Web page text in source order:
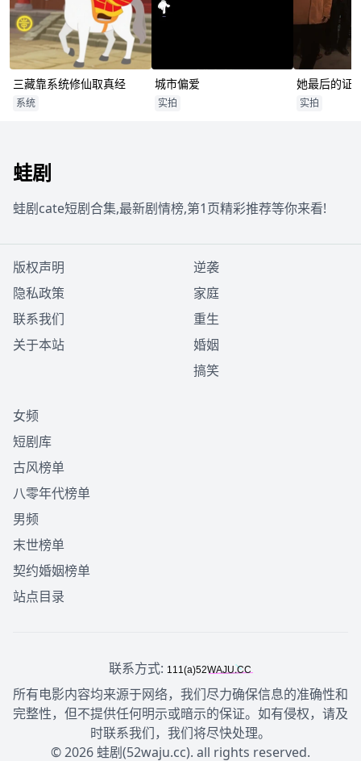
三藏靠系统修仙取真经
系统
城市偏爱
实拍
她最后的证
实拍
蛙剧
蛙剧cate短剧合集,最新剧情榜,第1页精彩推荐等你来看!
版权声明
隐私政策
联系我们
关于本站
逆袭
家庭
重生
婚姻
搞笑
女频
短剧库
古风榜单
八零年代榜单
男频
末世榜单
契约婚姻榜单
站点目录
联系方式:
所有电影内容均来源于网络，我们尽力确保信息的准确性和
完整性，但不提供任何明示或暗示的保证。如有侵权，请及
时联系我们，我们将尽快处理。
© 2026 蛙剧(52waju.cc). all rights reserved.